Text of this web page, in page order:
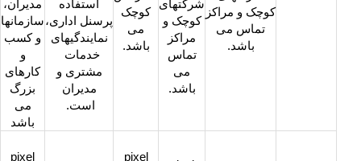
کوچک و مراکز
تماس می
باشد.
شرکتهای
کوچک و
مراکز
تماس
می
باشد.
کوچک
می
باشد.
استفاده
پرسنل اداری،
نمایندگیهای
خدمات
مشتری و
مدیران
است.
مدیران،
سازمانها
و کسب
و
کارهای
بزرگ
می
باشد
pixel
pixel